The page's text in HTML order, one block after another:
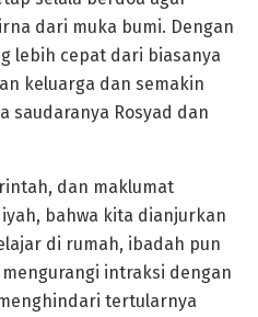
dari muka bumi. Dengan
lebih cepat dari biasanya
keluarga dan semakin
saudaranya Rosyad dan
dan maklumat
bahwa kita dianjurkan
di rumah, ibadah pun
intraksi dengan
tertularnya